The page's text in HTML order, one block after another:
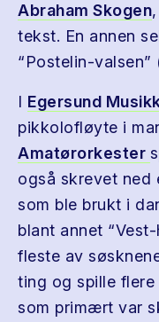
Abraham Skogen
tekst. En annen
“Postelin-valsen”
I Egersund
pikkolofløyte i
Amatørorkester
også skrevet ned
som ble brukt i
blant annet
fleste av
ting og spille flere
som primært var